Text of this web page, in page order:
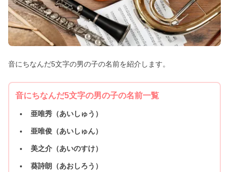
音にちなんだ5文字の男の子の名前を紹介します。
音にちなんだ5文字の男の子の名前一覧
亜唯秀（あいしゅう）
亜唯俊（あいしゅん）
美之介（あいのすけ）
葵詩朗（あおしろう）